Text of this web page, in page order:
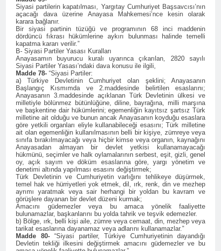
Rozhbayani ile görüştü.
2 Yıl Ago
HAK-PAR heyeti, Hewler
de Kanal Kurd’u ziyaret
etti
2 Yıl Ago
HAK-PAR HEYETİ, SURİYE
KÜRT ULUSAL MECLİSİ
ENKS BÜROSUNU ZİYARET
ETTİ.
2 Yıl Ago
Hak ve Özgürlükler Partisi
(HAK-PAR) Tunceli ili
Pertek ilçesinin 2. Olağan
kongresi yapıldı.
2 Yıl Ago
2 Yıl Ago
HAK- PAR heyeti, YNK
Merkez Komite üyesi ve
Parti Sözcüsü Sadi Pire ve
Merkez komite üyesi Rebaz
Berkoty ile görüştü.
2 Yıl Ago
24 Kasım 2015 tarihi, yol
arkadaşımız Mustafa
Tasçı’nın aramızdan
ayrılışının yıl dönümü.
2 Yıl Ago
25 Kasım Kadına Yönelik
Şiddete Karşı Uluslararası
Mücadele Günü Kutlu
olsun.
2 Yıl Ago
Hak ve Özgürlükler
Partisi Tunceli ili
Siyasi partilerin kapatılması, Yargıtay Cumhuriyet Başsavcısı’nın
açacağı dava üzerine Anayasa Mahkemesi’nce kesin olarak
karara bağlanır.
Bir siyasi partinin tüzüğü ve programının 68 inci maddenin
dördüncü fıkrası hükümlerine aykırı bulunması halinde temelli
kapatma kararı verilir.”
B- Siyasi Partiler Yasası Kuralları
Anayasamın buyurucu kuralı uyarınca çıkarılan, 2820 sayılı
Siyasi Partiler Yasası’ndaki dava konusu ile ilgili,
Madde 78- “Siyasi Partiler:
a) Türkiye Devletinin Cumhuriyet olan şeklini; Anayasanın
Başlangıç Kısmımda ve 2.maddesinde belirtilen esaslarını;
Anayasanın 3.maddesinde açıklanan Türk Devletinin ülkesi ve
milletiyle bölünmez bütünlüğüne, diline, bayrağına, milli marşına
ve başkentine dair hükümlerini; egemenliğin kayıtsız şartsız Türk
milletine ait olduğu ve bunun ancak Anayasanın koyduğu esaslara
göre yetkili organları eliyle kullanabileceği esasını; Türk milletine
ait olan egemenliğin kullanılmasının belli bir kişiye, zümreye veya
sınıfa bırakılmayacağı veya hiçbir kimse veya organın, kaynağını
Anayasadan almayan bir devlet yetkisi kullanamayacağı
hükmünü, seçimler ve halk oylamalarının serbest, eşit, gizli, genel
oy, açık sayım ve döküm esaslarına göre, yargı yönetim ve
denetimi altında yapılması esasını değiştirmek;
Türk Devletinin ve Cumhuriyetin varlığını tehlikeye düşürmek,
temel hak ve hürriyetleri yok etmek, dil, ırk, renk, din ve mezhep
ayrımı yaratmak veya sair herhangi bir yoldan bu kavram ve
görüşlere dayanan bir devlet düzeni kurmak;
Amacını güdemezler veya bu amaca yönelik faaliyette
bulunamazlar, başkanlarını bu yolda tahrik ve teşvik edemezler.
b) Bölge, ırk, belli kişi aile, zümre veya cemaat, din, mezhep veya
tarikat esaslarına dayanamaz veya adlarını kullanamazlar.”
Madde 80- “Siyasi partiler, Türkiye Cumhuriyetinin dayandığı
Devletin tekliği ilkesini değiştirmek amacını güdemezler ve bu